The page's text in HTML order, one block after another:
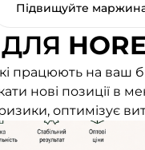
Підвищуйте
працюють на ваш
нові позиції в
оптимізує